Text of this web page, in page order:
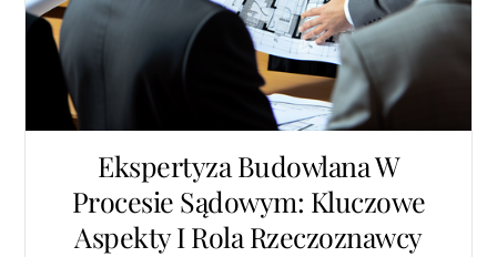
Ekspertyza Budowlana W
Procesie Sądowym: Kluczowe
Aspekty I Rola Rzeczoznawcy